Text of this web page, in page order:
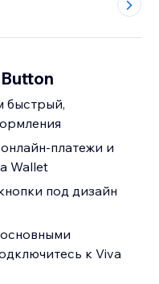
быстрый,
платежи и
Wallet
под дизайн
к Viva